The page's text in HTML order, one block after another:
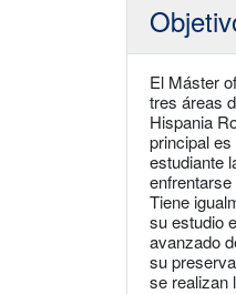
El Máster
tres áreas
Hispania
principal
estudiante
Tiene
su estudio
avanzado
su
se realizan